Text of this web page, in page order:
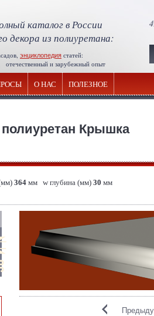
каталог в России
декора из полиуретана:
энциклопедия статей:
и зарубежный опыт
О НАС ПОЛЕЗНОЕ
Крышка
364 мм w глубина (мм) 30 мм